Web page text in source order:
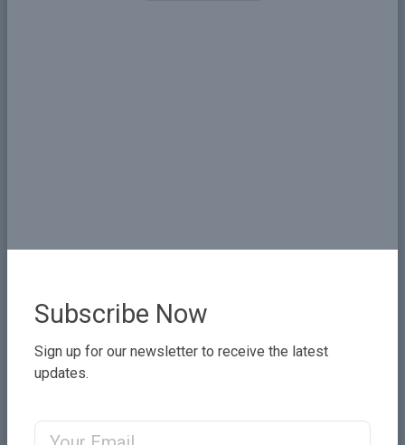
Omar Al-Baqir
Field of Experties
Natural Resource Management
Subscribe Now
Sign up for our newsletter to receive the latest
updates.
Email Address